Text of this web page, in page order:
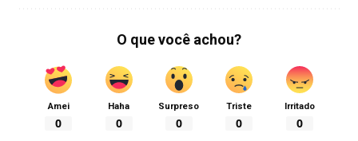
O que você achou?
Amei
0
Haha
0
Surpreso
0
Triste
0
Irritado
0